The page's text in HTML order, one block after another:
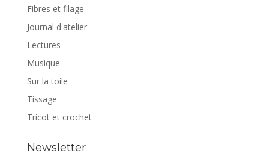
Fibres et filage
Journal d'atelier
Lectures
Musique
Sur la toile
Tissage
Tricot et crochet
Newsletter